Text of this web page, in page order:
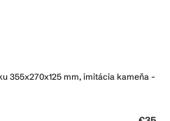
355x270x125 mm, imitácia kameňa -